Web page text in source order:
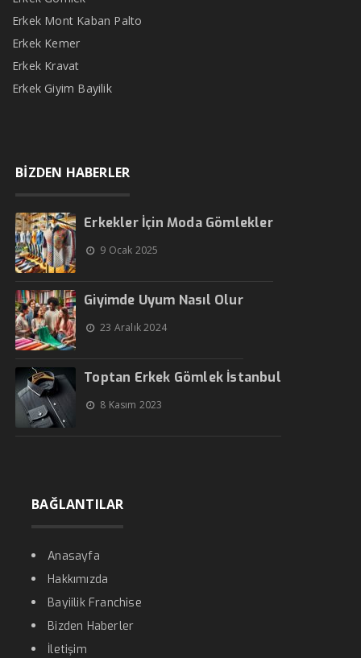
Erkek Mont Kaban Palto
Erkek Kemer
Erkek Kravat
Erkek Giyim Bayilik
BİZDEN HABERLER
Erkekler İçin Moda Gömlekler
9 Ocak 2025
Giyimde Uyum Nasıl Olur
23 Aralık 2024
Toptan Erkek Gömlek İstanbul
8 Kasım 2023
BAĞLANTILAR
Anasayfa
Hakkımızda
Bayiilik Franchise
Bizden Haberler
İletişim